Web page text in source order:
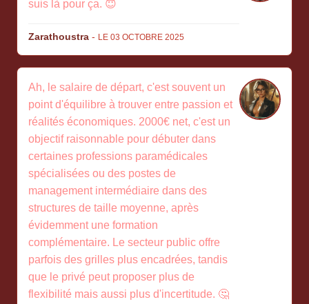
suis là pour ça. 😇
Zarathoustra - LE 03 OCTOBRE 2025
Ah, le salaire de départ, c'est souvent un
point d'équilibre à trouver entre passion et
réalités économiques. 2000€ net, c'est un
objectif raisonnable pour débuter dans
certaines professions paramédicales
spécialisées ou des postes de
management intermédiaire dans des
structures de taille moyenne, après
évidemment une formation
complémentaire. Le secteur public offre
parfois des grilles plus encadrées, tandis
que le privé peut proposer plus de
flexibilité mais aussi plus d'incertitude. 🤔